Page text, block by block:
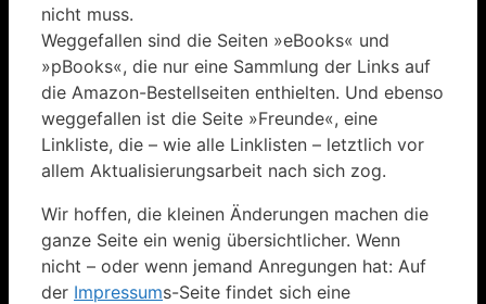
nicht muss.
Weggefallen sind die Seiten »eBooks« und
»pBooks«, die nur eine Sammlung der Links auf
die Amazon-Bestellseiten enthielten. Und ebenso
weggefallen ist die Seite »Freunde«, eine
Linkliste, die – wie alle Linklisten – letztlich vor
allem Aktualisierungsarbeit nach sich zog.
Wir hoffen, die kleinen Änderungen machen die
ganze Seite ein wenig übersichtlicher. Wenn
nicht – oder wenn jemand Anregungen hat: Auf
der Impressums-Seite findet sich eine